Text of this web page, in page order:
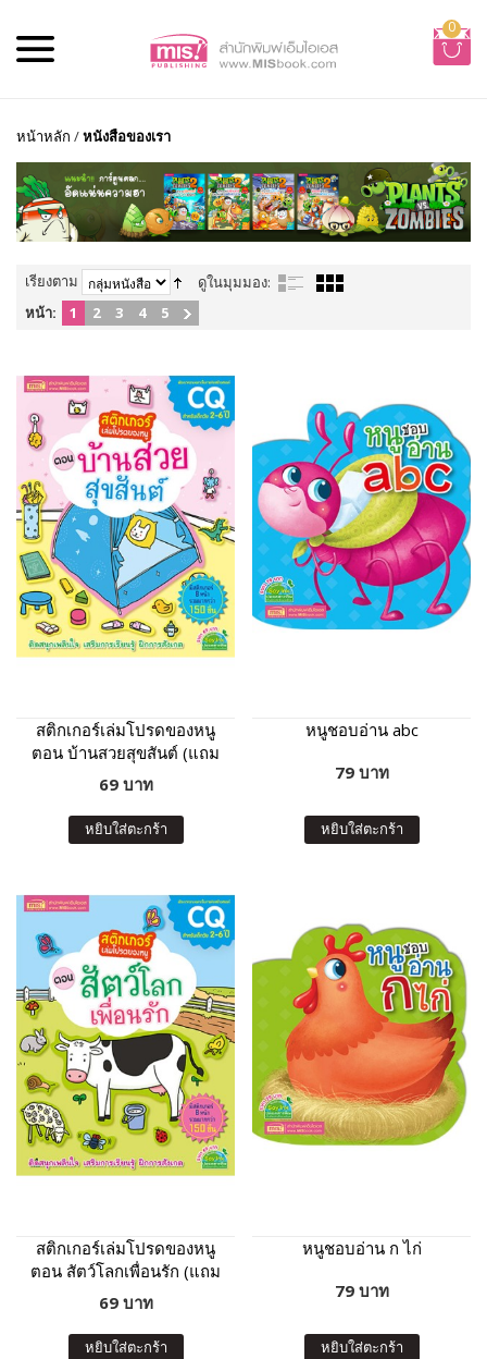
0
หน้าหลัก /หนังสือของเรา
เรียงตาม
ดูในมุมมอง:
หน้า:
1 2 3 4 5
สติกเกอร์เล่มโปรดของหนู
ตอน บ้านสวยสุขสันต์ (แถม
ฟรี! สติกเกอร์กว่า 150 ชิ้น)
69 บาท
หยิบใส่ตะกร้า
หนูชอบอ่าน abc
79 บาท
หยิบใส่ตะกร้า
สติกเกอร์เล่มโปรดของหนู
ตอน สัตว์โลกเพื่อนรัก (แถม
ฟรี! สติกเกอร์กว่า 150 ชิ้น)
69 บาท
หยิบใส่ตะกร้า
หนูชอบอ่าน ก ไก่
79 บาท
หยิบใส่ตะกร้า